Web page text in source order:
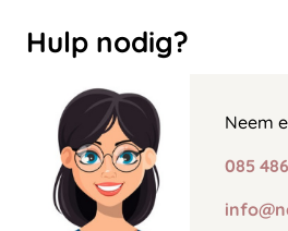
Hulp nodig?
Neem
085